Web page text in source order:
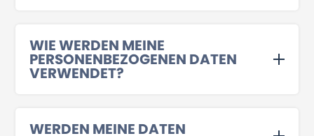
WIE WERDEN MEINE
PERSONENBEZOGENEN DATEN
VERWENDET?
WERDEN MEINE DATEN